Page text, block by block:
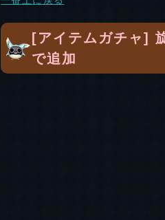
[アイテムガチャ]
で追加